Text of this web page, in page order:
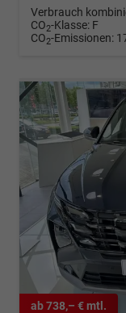
Verbrauch
CO2-Klasse: F
CO2-Emissionen:
ab 738,– € mtl.